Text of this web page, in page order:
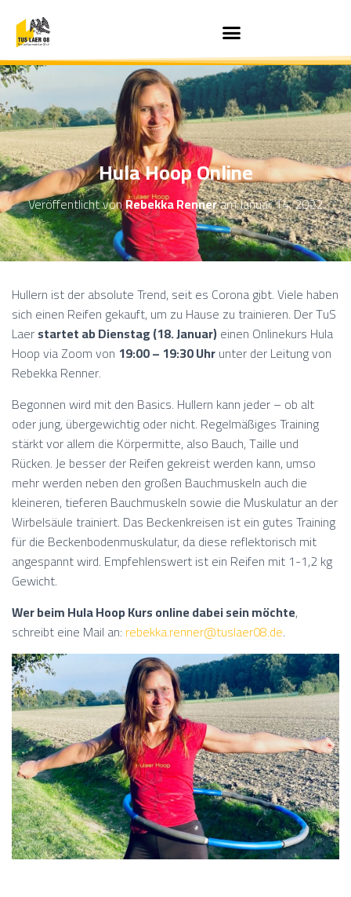
Hula Hoop Online
Veröffentlicht vonRebekka RenneramJanuar 14, 2022
Hullern ist der absolute Trend, seit es Corona gibt. Viele haben
sich einen Reifen gekauft, um zu Hause zu trainieren. Der TuS
Laerstartet ab Dienstag (18. Januar)einen Onlinekurs Hula
Hoop via Zoom von 19:00 – 19:30 Uhrunter der Leitung von
Rebekka Renner.
Begonnen wird mit den Basics. Hullern kann jeder – ob alt
oder jung, übergewichtig oder nicht. Regelmäßiges Training
stärkt vor allem die Körpermitte, also Bauch, Taille und
Rücken. Je besser der Reifen gekreist werden kann, umso
mehr werden neben den großen Bauchmuskeln auch die
kleineren, tieferen Bauchmuskeln sowie die Muskulatur an der
Wirbelsäule trainiert. Das Beckenkreisen ist ein gutes Training
für die Beckenbodenmuskulatur, da diese reflektorisch mit
angespannt wird. Empfehlenswert ist ein Reifen mit 1-1,2 kg
Gewicht.
Wer beim Hula Hoop Kurs online dabei sein möchte,
schreibt eine Mail an: rebekka.renner@tuslaer08.de.